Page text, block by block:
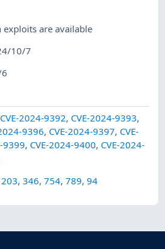
exploits are available
10/7
CVE-2024-9392, CVE-2024-9393,
9396, CVE-2024-9397, CVE-
9399, CVE-2024-9400, CVE-2024-
203,346,754,789,94